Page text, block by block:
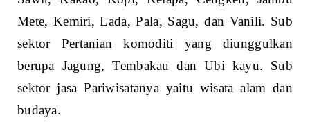
Mete, Kemiri, Lada, Pala, Sagu, dan Vanili. Sub
sektor Pertanian komoditi yang diunggulkan
berupa Jagung, Tembakau dan Ubi kayu. Sub
sektor jasa Pariwisatanya yaitu wisata alam dan
budaya.